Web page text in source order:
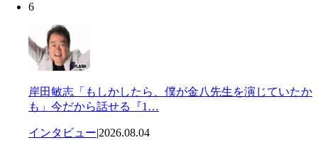
6
岸田敏志「もしかしたら、僕が金八先生を演じていたか
も」今だから話せる『1…
インタビュー|2026.08.04